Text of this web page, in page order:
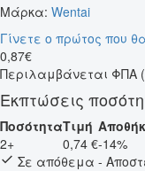
Μάρκα: Wentai
Γίνετε ο πρώτος που
0,87€
Περιλαμβάνεται ΦΠΑ
Εκπτώσεις
ΠοσότηταΤιμή
2+
0,74 €-14%
Σε απόθεμα -